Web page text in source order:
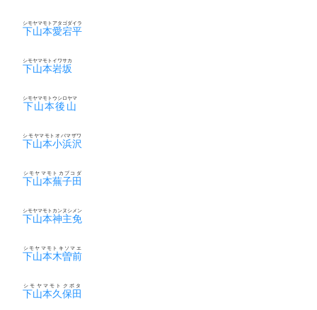
下山本愛宕平
シモヤマモトアタゴダイラ
下山本岩坂
シモヤマモトイワサカ
下山本後山
シモヤマモトウシロヤマ
下山本小浜沢
シモヤマモトオバマザワ
下山本蕪子田
シモヤマモトカブコダ
下山本神主免
シモヤマモトカンヌシメン
下山本木曽前
シモヤマモトキソマエ
下山本久保田
シモヤマモトクボタ